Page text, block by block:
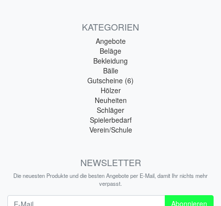
KATEGORIEN
Angebote
Beläge
Bekleidung
Bälle
Gutscheine (6)
Hölzer
Neuheiten
Schläger
Spielerbedarf
Verein/Schule
NEWSLETTER
Die neuesten Produkte und die besten Angebote per E-Mail, damit Ihr nichts mehr
verpasst.
Abonnieren